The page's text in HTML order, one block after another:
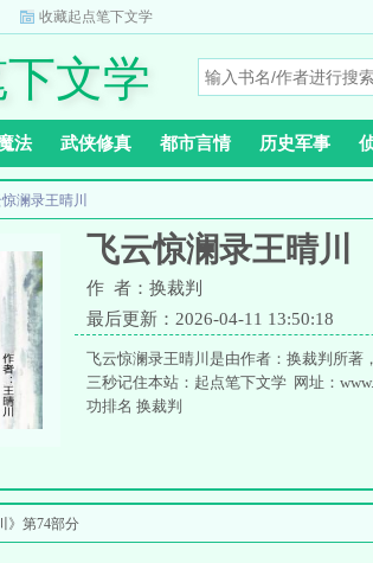
收藏起点笔下文学
文学
法 武侠修真 都市言情 历史军事
澜录王晴川
飞云惊澜录王晴川
作 者：换裁判
最后更新：2026-04-11 13:50:18
飞云惊澜录王晴川是由作者：换裁判所著
三秒记住本站：起点笔下文学 网址：
功排名 换裁判
》第74部分